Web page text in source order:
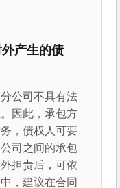
产生的债
公司不具有法
因此，承包方
，债权人可要
司之间的承包
担责后，可依
，建议在合同